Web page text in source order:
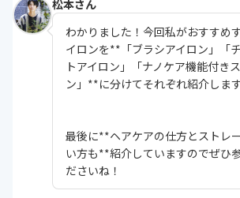
松本さん
わかりました！今回私がおすすめ
イロンを**「ブラシアイロン」「
トアイロン」「ナノケア機能付き
ン」**に分けてそれぞれ紹介しま
最後に**ヘアケアの仕方とストレ
い方も**紹介していますのでぜひ
ださいね！